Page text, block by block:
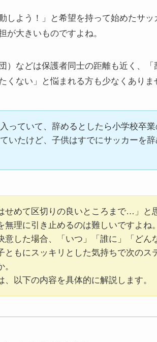
しよう！」と希望を持って始めたサ
が大きいものですよね。
）などは保護者同士の距離も近く、
くない」と悩まれる方も少なくありま
っていて、辞めるとしたら小学校卒業
いたけど、子供はすでにサッカーを
せめて区切りの良いところまで…」と
無理に引き止めるのは難しいですよね。
意した場合、「いつ」「誰に」「どん
ともにスッキリとした気持ちで次のス
、以下の内容を具体的に解説します。